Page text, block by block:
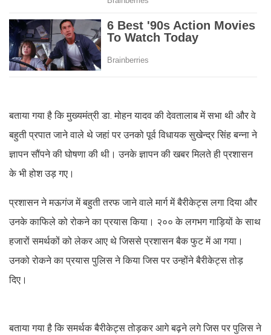
बताया गया है कि मुख्यमंत्री डा. मोहन यादव की देवतालाब में सभा थी और वे
बहुती प्रपात जाने वाले थे जहां पर उनको पूर्व विधायक सुखेन्द्र सिंह बन्ना ने
ज्ञापन सौंपने की घोषणा की थी। उनके ज्ञापन की खबर मिलते ही प्रशासन
के भी होश उड़ गए।
प्रशासन ने मऊगंज में बहुती तरफ जाने वाले मार्ग में बैरीकेट्स लगा दिया और
उनके काफिले को रोकने का प्रयास किया। २०० के लगभग गाड़ियों के साथ
हजारों समर्थकों को लेकर आए थे जिससे प्रशासन बैक फुट में आ गया।
उनको रोकने का प्रयास पुलिस ने किया जिस पर उन्होंने बैरीकेट्स तोड़
दिए।
बताया गया है कि समर्थक बैरीकेट्स तोड़कर आगे बढ़ने लगे जिस पर पुलिस ने